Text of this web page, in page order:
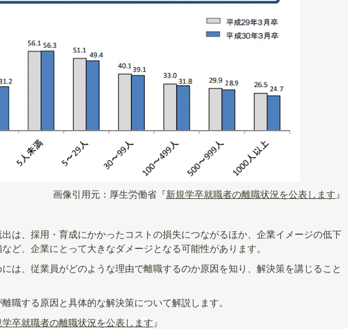
画像引用元：厚生労働省『新規学卒就職者の離職状況を公表します 』
は、採用・育成にかかったコストの損失につながるほか、企業イメージの低下
ど、企業にとって大きなダメージとなる可能性があります。
は、従業員がどのような理由で離職するのか原因を知り、解決策を講じること
職する原因と具体的な解決策について解説します。
学卒就職者の離職状況を公表します 』